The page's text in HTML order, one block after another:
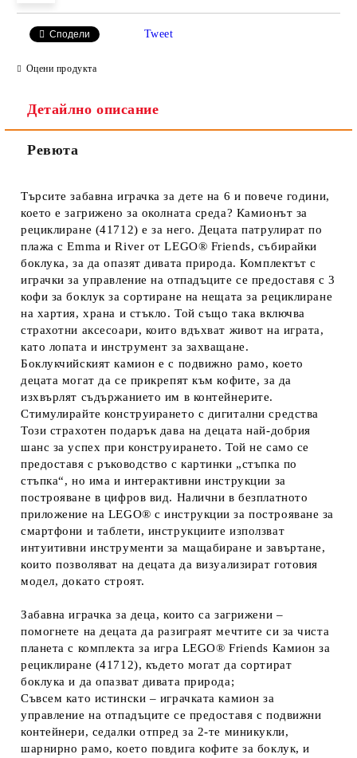
Сподели Tweet
Оцени продукта
Детайлно описание
Ревюта
Търсите забавна играчка за дете на 6 и повече години,
което е загрижено за околната среда? Камионът за
рециклиране (41712) е за него. Децата патрулират по
плажа с Emma и River от LEGO® Friends, събирайки
боклука, за да опазят дивата природа. Комплектът с
играчки за управление на отпадъците се предоставя с 3
кофи за боклук за сортиране на нещата за рециклиране
на хартия, храна и стъкло. Той също така включва
страхотни аксесоари, които вдъхват живот на играта,
като лопата и инструмент за захващане.
Боклукчийският камион е с подвижно рамо, което
децата могат да се прикрепят към кофите, за да
изхвърлят съдържанието им в контейнерите.
Стимулирайте конструирането с дигитални средства
Този страхотен подарък дава на децата най-добрия
шанс за успех при конструирането. Той не само се
предоставя с ръководство с картинки „стъпка по
стъпка“, но има и интерактивни инструкции за
построяване в цифров вид. Налични в безплатното
приложение на LEGO® с инструкции за построяване за
смартфони и таблети, инструкциите използват
интуитивни инструменти за мащабиране и завъртане,
които позволяват на децата да визуализират готовия
модел, докато строят.
Забавна играчка за деца, които са загрижени –
помогнете на децата да разиграят мечтите си за чиста
планета с комплекта за игра LEGO® Friends Камион за
рециклиране (41712), където могат да сортират
боклука и да опазват дивата природа;
Съвсем като истински – играчката камион за
управление на отпадъците се предоставя с подвижни
контейнери, седалки отпред за 2-те миникукли,
шарнирно рамо, което повдига кофите за боклук, и